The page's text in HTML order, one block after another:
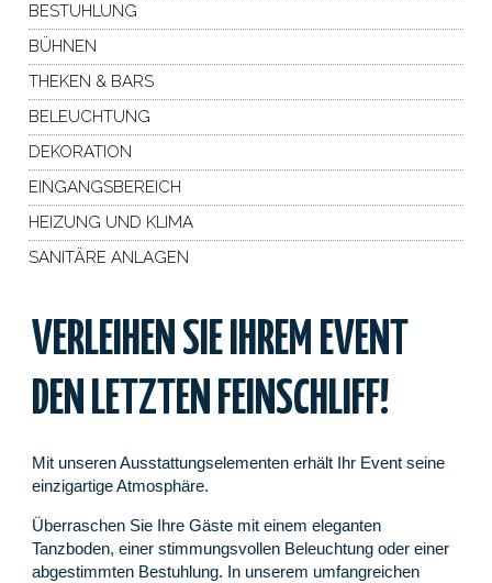
BESTUHLUNG
BÜHNEN
THEKEN & BARS
BELEUCHTUNG
DEKORATION
EINGANGSBEREICH
HEIZUNG UND KLIMA
SANITÄRE ANLAGEN
VERLEIHEN SIE IHREM EVENT
DEN LETZTEN FEINSCHLIFF!
Mit unseren Ausstattungselementen erhält Ihr Event seine
einzigartige Atmosphäre.
Überraschen Sie Ihre Gäste mit einem eleganten
Tanzboden, einer stimmungsvollen Beleuchtung oder einer
abgestimmten Bestuhlung. In unserem umfangreichen